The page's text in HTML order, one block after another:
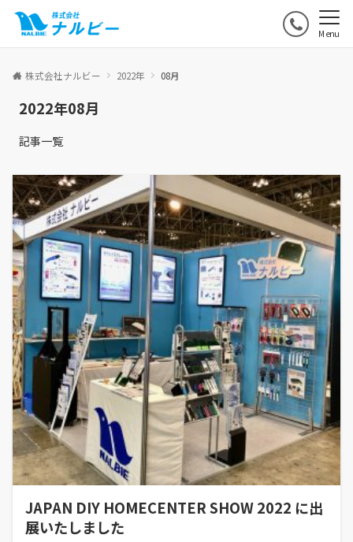
Menu
株式会社ナルビー 2022年 08月
2022年08月
記事一覧
JAPAN DIY HOMECENTER SHOW 2022 に出
展いたしました